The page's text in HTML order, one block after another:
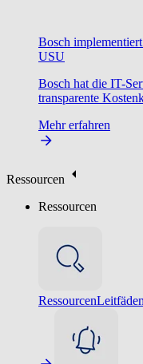
Bosch
USU
Bosch hat die IT-
transparente
Mehr erfahren
Ressourcen
Ressourcen
Ressourcen